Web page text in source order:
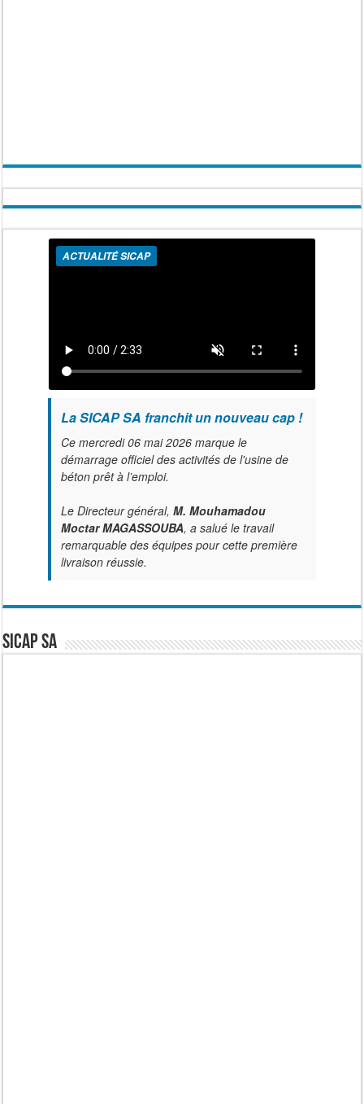
ACTUALITÉ SICAP
La SICAP SA franchit un nouveau cap !
Ce mercredi 06 mai 2026 marque le
démarrage officiel des activités de l'usine de
béton prêt à l’emploi.
Le Directeur général, M. Mouhamadou
Moctar MAGASSOUBA, a salué le travail
remarquable des équipes pour cette première
livraison réussie.
SICAP SA